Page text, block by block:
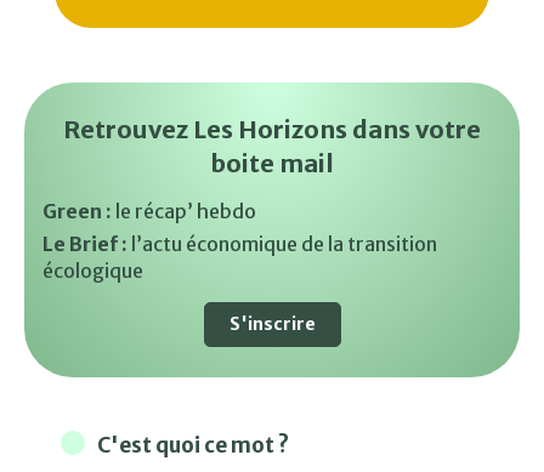
Retrouvez Les Horizons dans votre
boite mail
Green : le récap’ hebdo
Le Brief : l’actu économique de la transition
écologique
S'inscrire
C'est quoi ce mot ?